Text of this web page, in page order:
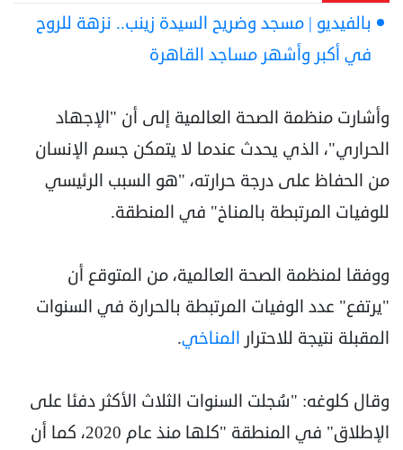
بالفيديو | مسجد وضريح السيدة زينب.. نزهة للروح
في أكبر وأشهر مساجد القاهرة
وأشارت منظمة الصحة العالمية إلى أن "الإجهاد
الحراري"، الذي يحدث عندما لا يتمكن جسم الإنسان
من الحفاظ على درجة حرارته، "هو السبب الرئيسي
للوفيات المرتبطة بالمناخ" في المنطقة.
ووفقا لمنظمة الصحة العالمية، من المتوقع أن
"يرتفع" عدد الوفيات المرتبطة بالحرارة في السنوات
المقبلة نتيجة للاحترار المناخي.
وقال كلوغه: "سُجلت السنوات الثلاث الأكثر دفئا على
الإطلاق" في المنطقة "كلها منذ عام 2020، كما أن